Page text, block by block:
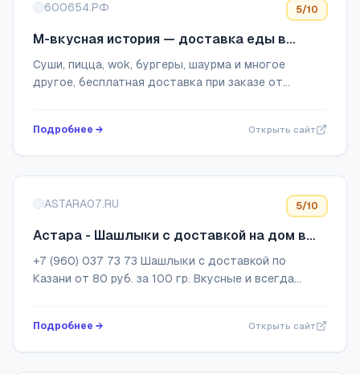
600654.РФ 5/10
М-вкусная история — доставка еды в
Новокузнецке
Суши, пицца, wok, бургеры, шаурма и многое
другое, бесплатная доставка при заказе от
Подробнее → Открыть сайт
ASTARA07.RU 5/10
Астара - Шашлыки с доставкой на дом в
Казани
+7 (960) 037 73 73 Шашлыки с доставкой по
Казани от 80 руб. за 100 гр. Вкусные и всегда
Подробнее → Открыть сайт